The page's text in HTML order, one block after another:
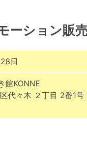
ーション販
日
館KONNE
代々木 ２丁目 2番1号